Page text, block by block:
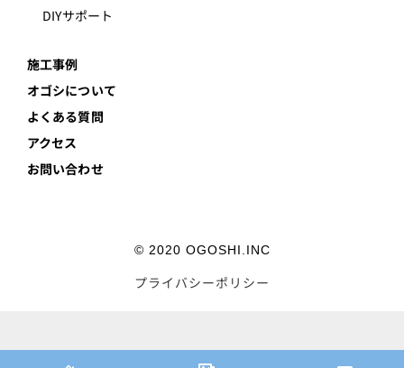
DIYサポート
施工事例
オゴシについて
よくある質問
アクセス
お問い合わせ
© 2020 OGOSHI.INC
プライバシーポリシー